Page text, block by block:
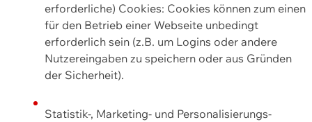
erforderliche) Cookies: Cookies können zum einen
für den Betrieb einer Webseite unbedingt
erforderlich sein (z.B. um Logins oder andere
Nutzereingaben zu speichern oder aus Gründen
der Sicherheit).
Statistik-, Marketing- und Personalisierungs-